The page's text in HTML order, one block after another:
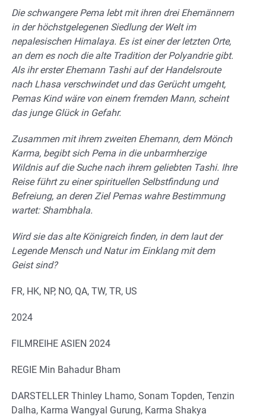
Die schwangere Pema lebt mit ihren drei Ehemännern
in der höchstgelegenen Siedlung der Welt im
nepalesischen Himalaya. Es ist einer der letzten Orte,
an dem es noch die alte Tradition der Polyandrie gibt.
Als ihr erster Ehemann Tashi auf der Handelsroute
nach Lhasa verschwindet und das Gerücht umgeht,
Pemas Kind wäre von einem fremden Mann, scheint
das junge Glück in Gefahr.
Zusammen mit ihrem zweiten Ehemann, dem Mönch
Karma, begibt sich Pema in die unbarmherzige
Wildnis auf die Suche nach ihrem geliebten Tashi. Ihre
Reise führt zu einer spirituellen Selbstfindung und
Befreiung, an deren Ziel Pemas wahre Bestimmung
wartet: Shambhala.
Wird sie das alte Königreich finden, in dem laut der
Legende Mensch und Natur im Einklang mit dem
Geist sind?
FR, HK, NP, NO, QA, TW, TR, US
2024
FILMREIHE ASIEN 2024
REGIE Min Bahadur Bham
DARSTELLER Thinley Lhamo, Sonam Topden, Tenzin
Dalha, Karma Wangyal Gurung, Karma Shakya